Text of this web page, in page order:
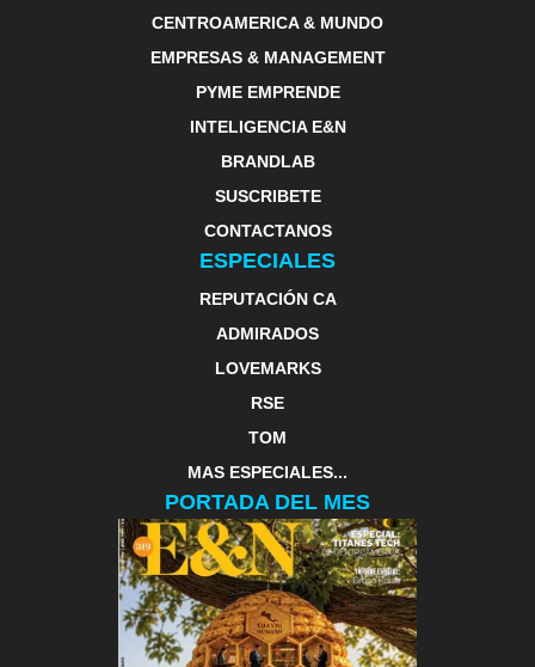
CENTROAMERICA & MUNDO
EMPRESAS & MANAGEMENT
PYME EMPRENDE
INTELIGENCIA E&N
BRANDLAB
SUSCRIBETE
CONTACTANOS
ESPECIALES
REPUTACIÓN CA
ADMIRADOS
LOVEMARKS
RSE
TOM
MAS ESPECIALES...
PORTADA DEL MES